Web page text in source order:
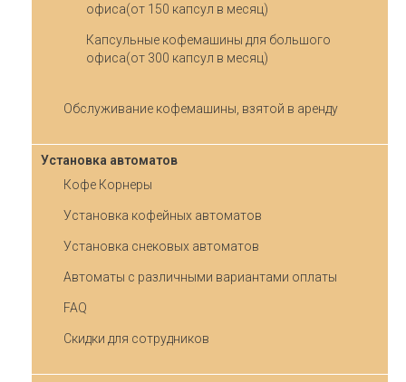
офиса(от 150 капсул в месяц)
Капсульные кофемашины для большого
офиса(от 300 капсул в месяц)
Обслуживание кофемашины, взятой в аренду
Установка автоматов
Кофе Корнеры
Установка кофейных автоматов
Установка снековых автоматов
Автоматы с различными вариантами оплаты
FAQ
Скидки для сотрудников